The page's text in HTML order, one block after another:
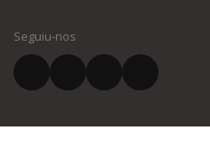
El vostre correu electrònic
Seguiu-nos